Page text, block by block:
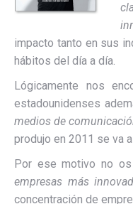
impacto tanto en sus
hábitos del día a día.
Lógicamente nos
estadounidenses
medios de
produjo en 2011 se va
Por ese motivo no
empresas más
concentración de